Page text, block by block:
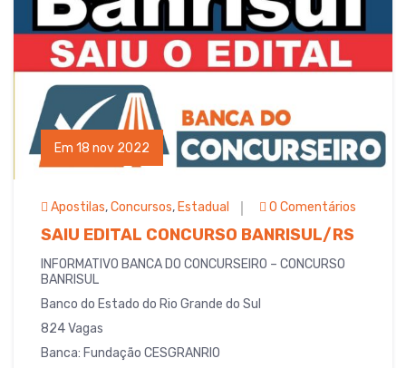
Em 18 nov 2022
Apostilas,Concursos, Estadual 0 Comentários
SAIU EDITAL CONCURSO BANRISUL/RS
INFORMATIVO BANCA DO CONCURSEIRO – CONCURSO
BANRISUL
Banco do Estado do Rio Grande do Sul
824 Vagas
Banca: Fundação CESGRANRIO